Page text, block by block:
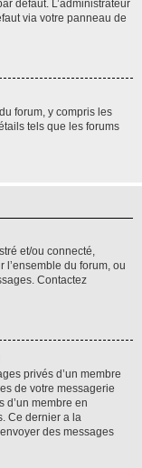
défaut. L’administrateur
via votre panneau de
forum, y compris les
tels que les forums
et/ou connecté,
l’ensemble du forum, ou
Contactez
privés d’un membre
de votre messagerie
d’un membre en
Ce dernier a la
des messages